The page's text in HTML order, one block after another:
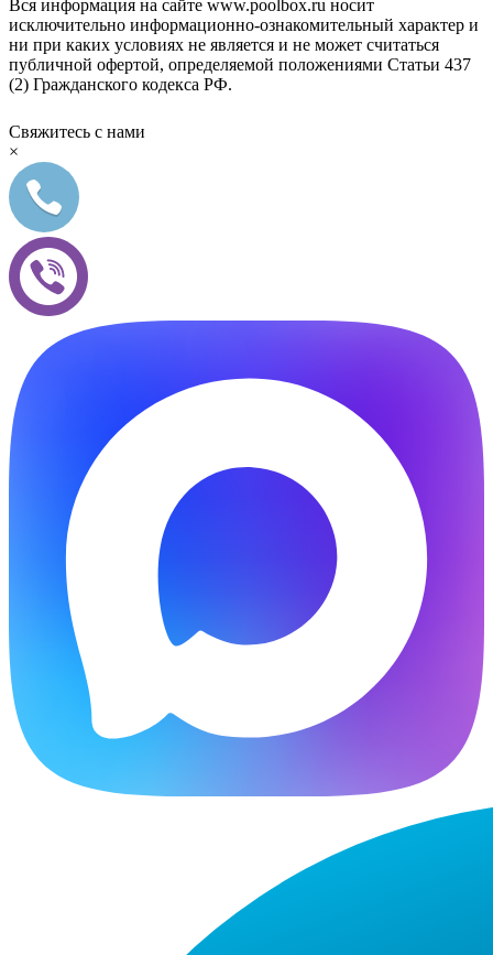
Вся информация на сайте www.poolbox.ru носит
исключительно информационно-ознакомительный характер и
ни при каких условиях не является и не может считаться
публичной офертой, определяемой положениями Статьи 437
(2) Гражданского кодекса РФ.
Свяжитесь с нами
×